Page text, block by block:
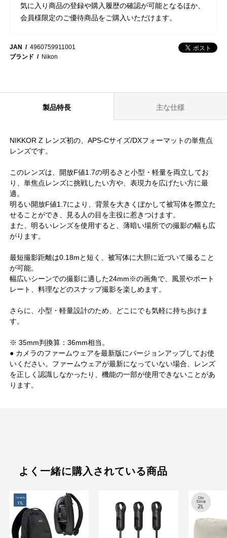
気に入り商品の登録や購入履歴の確認が可能となるほか、
会員様限定のご優待商品をご購入いただけます。
JAN
4960759911001
ブランド
Nikon
製品特長 主な仕様
NIKKOR Z レンズ初の、APS-Cサイズ/DXフォーマットの単焦点
レンズです。
このレンズは、開放F値1.7の明るさと小型・軽量を両立してお
り、単焦点レンズに挑戦したい方や、表現力を広げたい方に最
適。
明るい開放F値1.7により、背景を大きくぼかして被写体を際立た
せることができ、見る人の目を主役に惹きつけます。
また、明るいレンズを使用すると、薄暗い場所での撮影の幅も広
がります。
最短撮影距離は0.18mと短く、被写体に大胆に近づいて撮ること
が可能。
幅広いシーンでの撮影に適した24mm※の画角で、風景やポート
レート、料理などのスナップ撮影を楽しめます。
さらに、小型・軽量設計のため、どこにでも気軽に持ち歩けま
す。
※ 35mm判換算：36mm相当。
● カメラのファームウェアを最新版にバージョンアップしてお使
いください。ファームウェアが最新になっていない場合、レンズ
を正しく認識しなかったり、機能の一部が使用できないことがあ
ります。
よく一緒に購入されている商品